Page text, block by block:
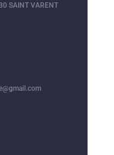
SAINT VARENT